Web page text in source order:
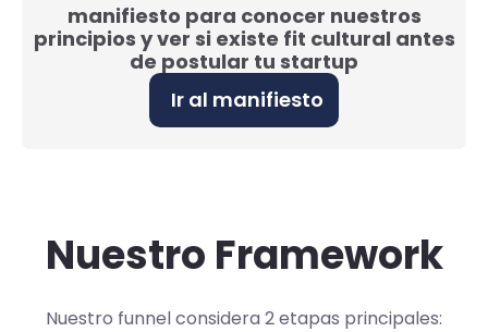
manifiesto para conocer nuestros
principios y ver si existe fit cultural antes
de postular tu startup
Ir al manifiesto
Nuestro Framework
Nuestro funnel considera 2 etapas principales: